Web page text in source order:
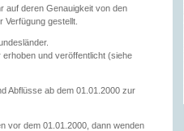
auf deren Genauigkeit von den
gestellt.
und veröffentlicht (siehe
Abflüsse ab dem 01.01.2000 zur
vor dem 01.01.2000, dann wenden